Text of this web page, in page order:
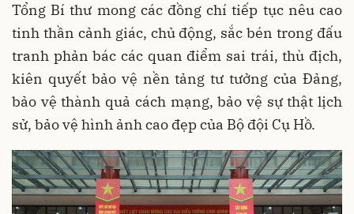
Tổng Bí thư mong các đồng chí tiếp tục nêu cao
tinh thần cảnh giác, chủ động, sắc bén trong đấu
tranh phản bác các quan điểm sai trái, thù địch,
kiên quyết bảo vệ nền tảng tư tưởng của Đảng,
bảo vệ thành quả cách mạng, bảo vệ sự thật lịch
sử, bảo vệ hình ảnh cao đẹp của Bộ đội Cụ Hồ.